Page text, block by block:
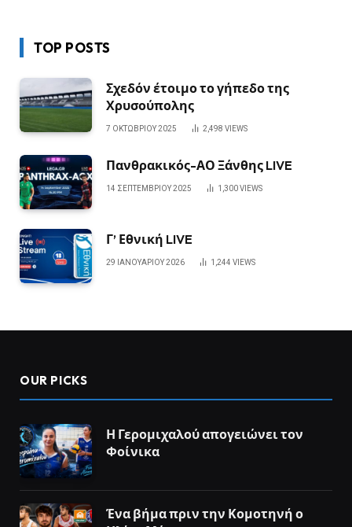
TOP POSTS
Σχεδόν έτοιμο το γήπεδο της
Χρυσούπολης
7 ΟΚΤΩΒΡΊΟΥ 2025 2,498 VIEWS
Πανθρακικός-ΑΟ Ξάνθης LIVE
14 ΣΕΠΤΕΜΒΡΊΟΥ 2025 1,300VIEWS
Γ’ Εθνική LIVE
29 ΙΑΝΟΥΑΡΊΟΥ 2026 1,244 VIEWS
OUR PICKS
Η Γερομιχαλού απογειώνει τον
Φοίνικα
Ένα βήμα πριν την Κομοτηνή ο